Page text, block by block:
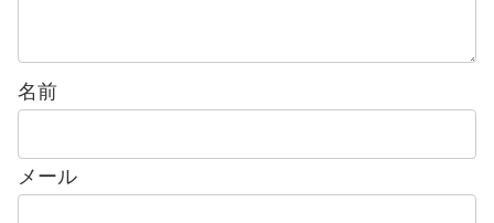
名前
メール